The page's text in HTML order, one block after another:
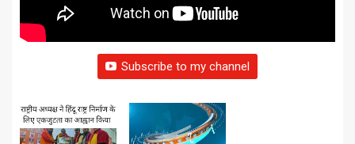
Subscribe to my channel